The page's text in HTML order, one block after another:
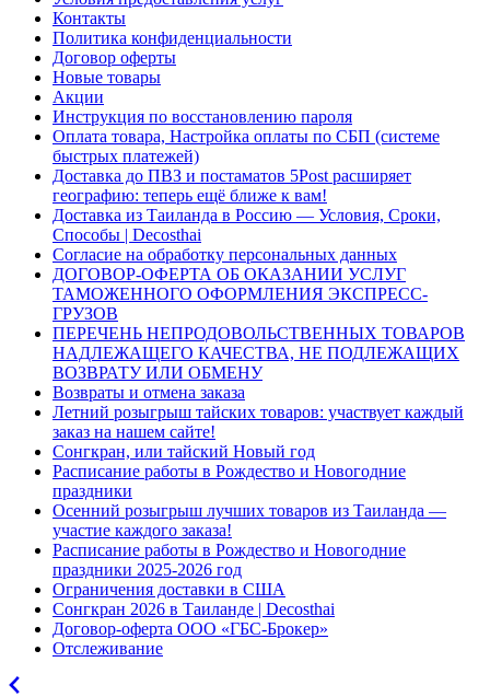
Контакты
Политика конфиденциальности
Договор оферты
Новые товары
Акции
Инструкция по восстановлению пароля
Оплата товара, Настройка оплаты по СБП (системе
быстрых платежей)
Доставка до ПВЗ и постаматов 5Post расширяет
географию: теперь ещё ближе к вам!
Доставка из Таиланда в Россию — Условия, Сроки,
Способы | Decosthai
Согласие на обработку персональных данных
ДОГОВОР-ОФЕРТА ОБ ОКАЗАНИИ УСЛУГ
ТАМОЖЕННОГО ОФОРМЛЕНИЯ ЭКСПРЕСС-
ГРУЗОВ
ПЕРЕЧЕНЬ НЕПРОДОВОЛЬСТВЕННЫХ ТОВАРОВ
НАДЛЕЖАЩЕГО КАЧЕСТВА, НЕ ПОДЛЕЖАЩИХ
ВОЗВРАТУ ИЛИ ОБМЕНУ
Возвраты и отмена заказа
Летний розыгрыш тайских товаров: участвует каждый
заказ на нашем сайте!
Сонгкран, или тайский Новый год
Расписание работы в Рождество и Новогодние
праздники
Осенний розыгрыш лучших товаров из Таиланда —
участие каждого заказа!
Расписание работы в Рождество и Новогодние
праздники 2025-2026 год
Ограничения доставки в США
Сонгкран 2026 в Таиланде | Decosthai
Договор-оферта ООО «ГБС-Брокер»
Отслеживание